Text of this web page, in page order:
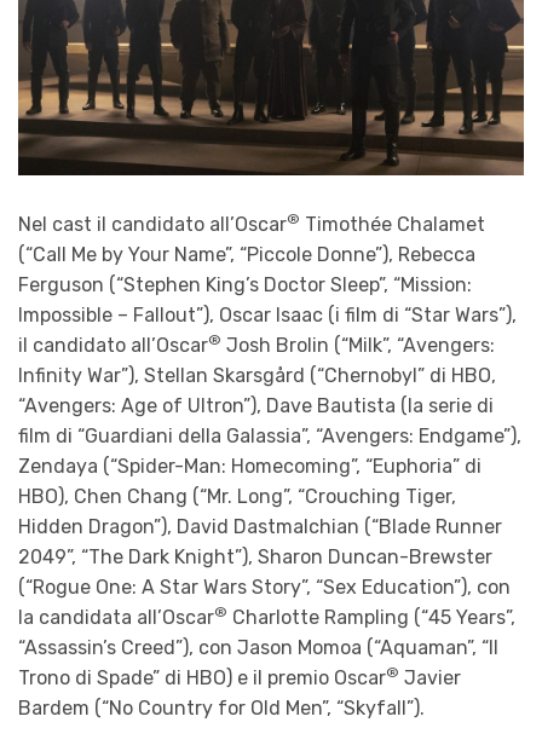
Nel cast il candidato all’Oscar® Timothée Chalamet
(“Call Me by Your Name”, “Piccole Donne”), Rebecca
Ferguson (“Stephen King’s Doctor Sleep”, “Mission:
Impossible – Fallout”), Oscar Isaac (i film di “Star Wars”),
il candidato all’Oscar® Josh Brolin (“Milk”, “Avengers:
Infinity War”), Stellan Skarsgård (“Chernobyl” di HBO,
“Avengers: Age of Ultron”), Dave Bautista (la serie di
film di “Guardiani della Galassia”, “Avengers: Endgame”),
Zendaya (“Spider-Man: Homecoming”, “Euphoria” di
HBO), Chen Chang (“Mr. Long”, “Crouching Tiger,
Hidden Dragon”), David Dastmalchian (“Blade Runner
2049”, “The Dark Knight”), Sharon Duncan-Brewster
(“Rogue One: A Star Wars Story”, “Sex Education”), con
la candidata all’Oscar® Charlotte Rampling (“45 Years”,
“Assassin’s Creed”), con Jason Momoa (“Aquaman”, “Il
Trono di Spade” di HBO) e il premio Oscar® Javier
Bardem (“No Country for Old Men”, “Skyfall”).